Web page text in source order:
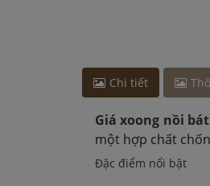
Chi tiết
Giá xoong nồi bát
một hợp chất
Đặc điểm nổi bật